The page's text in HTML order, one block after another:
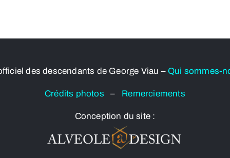
des descendants de George Viau – Qui sommes-
Crédits photos– Remerciements
Conception du site :